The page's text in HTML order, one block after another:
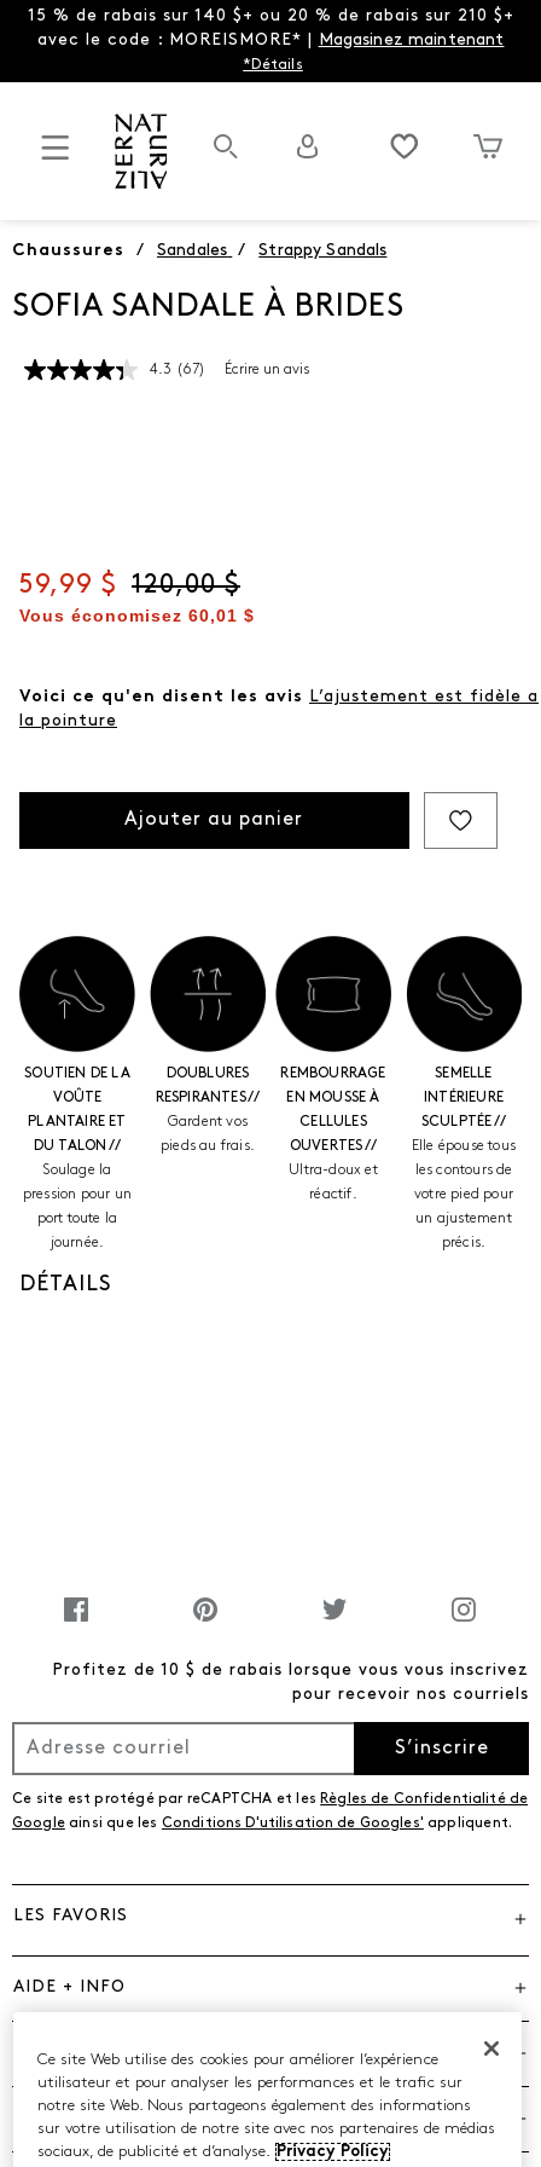
15 % de rabais sur 140 $+ ou 20 % de rabais sur 210 $+
avec le code : MOREISMORE* | Magasinez maintenant
*Détails
Chaussures / Sandales / Strappy Sandals
SOFIA SANDALE À BRIDES
4.3 Lire
(67) Écrire un avis
Prix actuel
59,99 $ Prix d'origine
120,00 $
Vous économisez 60,01 $
Voici ce qu'en disent les avis
L’ajustement est fidèle a
la pointure
Ajouter au panier
SOUTIEN DE LA
VOÛTE
PLANTAIRE ET
DU TALON //
Soulage la
pression pour un
port toute la
journée.
DOUBLURES
RESPIRANTES //
Gardent vos
pieds au frais.
REMBOURRAGE
EN MOUSSE À
CELLULES
OUVERTES //
Ultra-doux et
réactif.
SEMELLE
INTÉRIEURE
SCULPTÉE //
Elle épouse tous
les contours de
votre pied pour
un ajustement
précis.
DÉTAILS
Profitez de 10 $ de rabais lorsque vous vous inscrivez
pour recevoir nos courriels
S’inscrire
Ce site est protégé par reCAPTCHA et les Règles de Confidentialité de
Googleainsi que les Conditions D'utilisation de Googles' appliquent.
LES FAVORIS
AIDE + INFO
MARQUES
Ce site Web utilise des cookies pour améliorer l’expérience
utilisateur et pour analyser les performances et le trafic sur
notre site Web. Nous partageons également des informations
sur votre utilisation de notre site avec nos partenaires de médias
sociaux, de publicité et d’analyse. Privacy Policy